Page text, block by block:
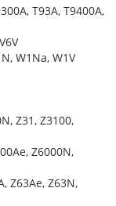
T93A, T9400A,
W1Na, W1V
Z31, Z3100,
Z6000N,
Z63Ae, Z63N,